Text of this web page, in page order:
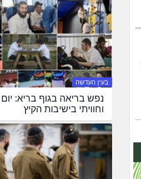
בעין העדשה
נפש בריאה בגוף בריא:
וחוויתי בישיבות הקיץ